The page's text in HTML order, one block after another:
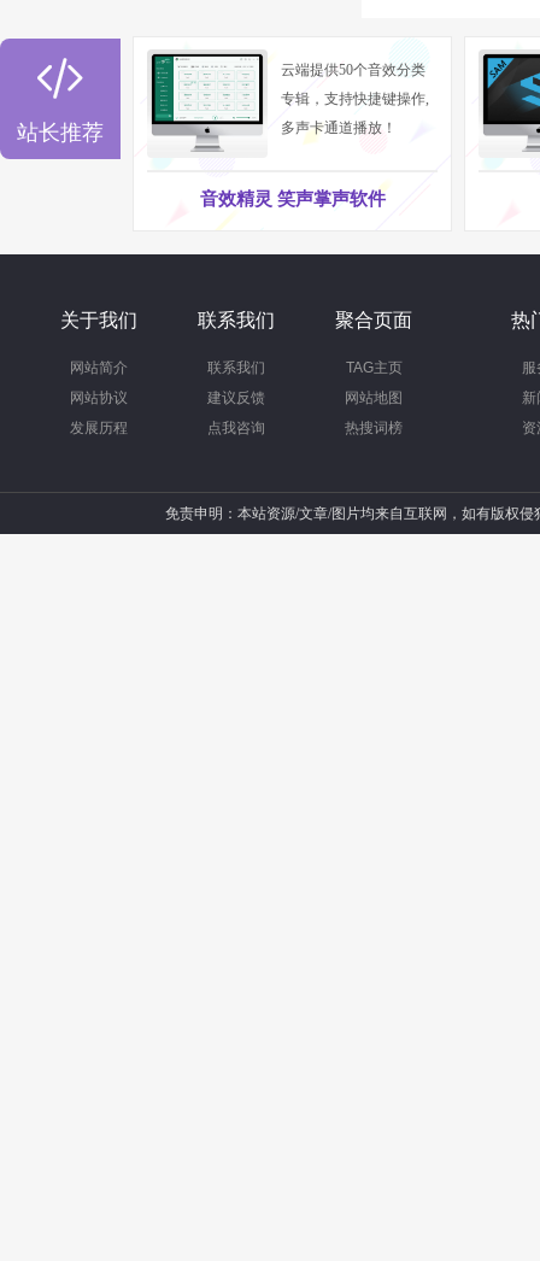

站长推荐
云端提供50个音效分类
专辑，支持快捷键操作,
多声卡通道播放！
音效精灵 笑声掌声软件
关于我们
网站简介
网站协议
发展历程
联系我们
联系我们
建议反馈
点我咨询
聚合页面
TAG主页
网站地图
热搜词榜
热
服
新
资
免责申明：本站资源/文章/图片均来自互联网，如有版权